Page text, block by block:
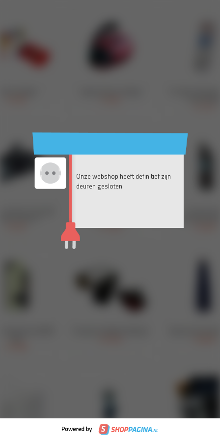
Onze webshop heeft definitief zijn
deuren gesloten